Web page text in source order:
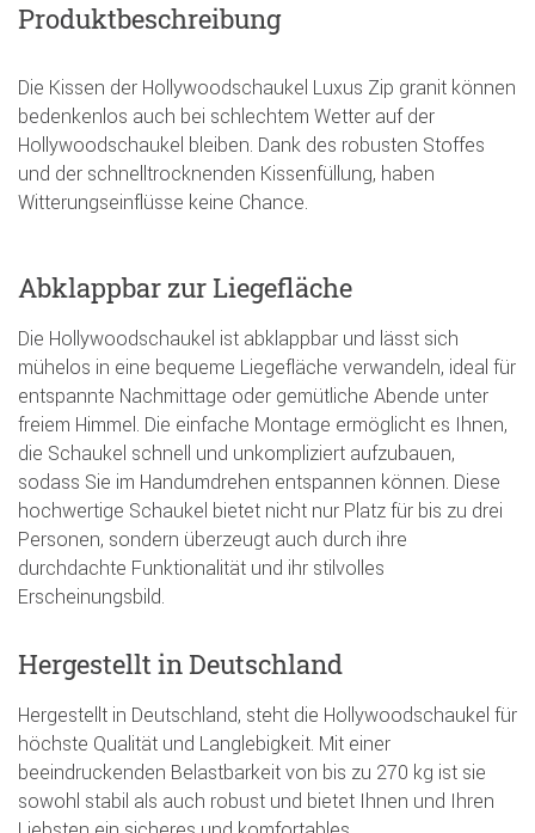
Produktbeschreibung
Die Kissen der Hollywoodschaukel Luxus Zip granit können
bedenkenlos auch bei schlechtem Wetter auf der
Hollywoodschaukel bleiben. Dank des robusten Stoffes
und der schnelltrocknenden Kissenfüllung, haben
Witterungseinflüsse keine Chance.
Abklappbar zur Liegefläche
Die Hollywoodschaukel ist abklappbar und lässt sich
mühelos in eine bequeme Liegefläche verwandeln, ideal für
entspannte Nachmittage oder gemütliche Abende unter
freiem Himmel. Die einfache Montage ermöglicht es Ihnen,
die Schaukel schnell und unkompliziert aufzubauen,
sodass Sie im Handumdrehen entspannen können. Diese
hochwertige Schaukel bietet nicht nur Platz für bis zu drei
Personen, sondern überzeugt auch durch ihre
durchdachte Funktionalität und ihr stilvolles
Erscheinungsbild.
Hergestellt in Deutschland
Hergestellt in Deutschland, steht die Hollywoodschaukel für
höchste Qualität und Langlebigkeit. Mit einer
beeindruckenden Belastbarkeit von bis zu 270 kg ist sie
sowohl stabil als auch robust und bietet Ihnen und Ihren